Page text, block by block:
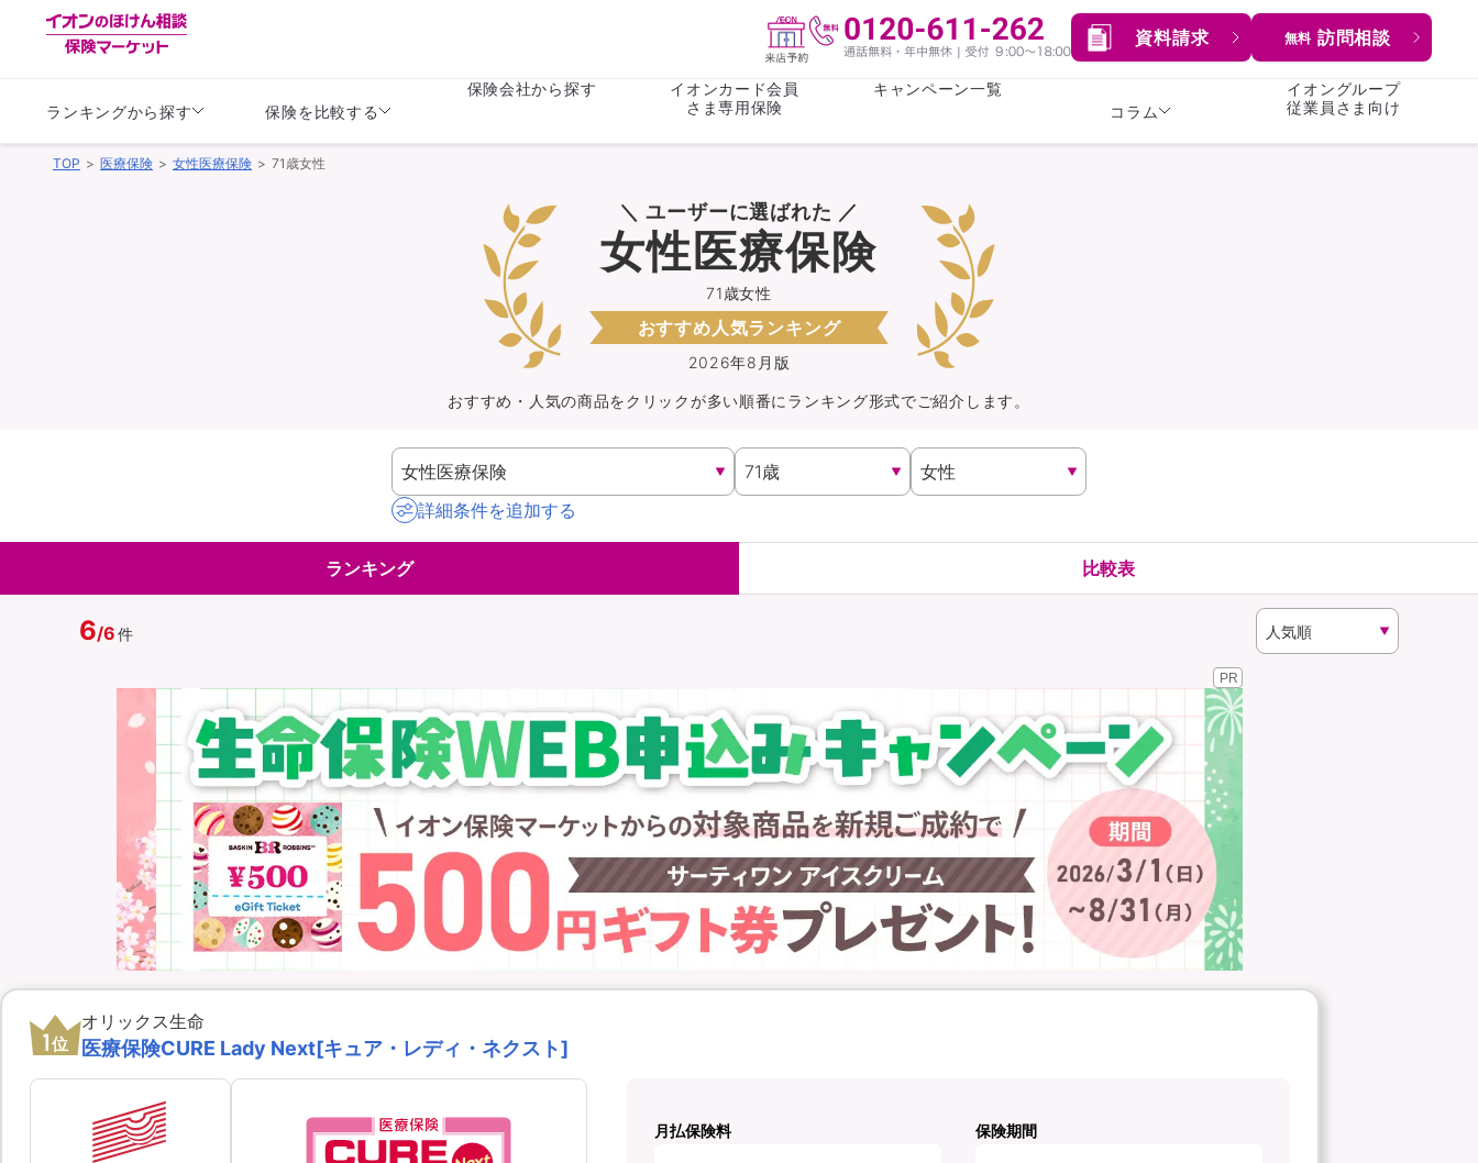
資料請求 無料 訪問相談
ランキングから探す
がん保険 女性医療保険
収入保障保険
持病がある方向け
持病がある方向け
がん保険
バイク保険 火災保険
ペット保険
スマホ保険
イオンカード会員さま
専用保険（損害保険）
WAON POINT還元型保険
保険を比較する
がん保険 女性医療保険
収入保障保険 介護・認知症保険
保険会社から探す
イオンカード会員
さま専用保険
キャンペーン一覧
コラム
ライフステージ 心配事
イオングループ
従業員さま向け
TOP 医療保険 女性医療保険 71歳女性
＼ ユーザーに選ばれた ／
2026年8月版
71歳女性
女性医療保険
おすすめ人気ランキング
おすすめ・人気の商品をクリックが多い順番にランキング形式でご紹介します。
詳細条件を追加する
ランキング 比較表
6/6件
PR
1位
オリックス生命
医療保険CURE Lady Next[キュア・レディ・ネクスト]
月払保険料 保険期間